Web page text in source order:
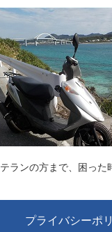
ンの方まで、困った
プライバシーポ